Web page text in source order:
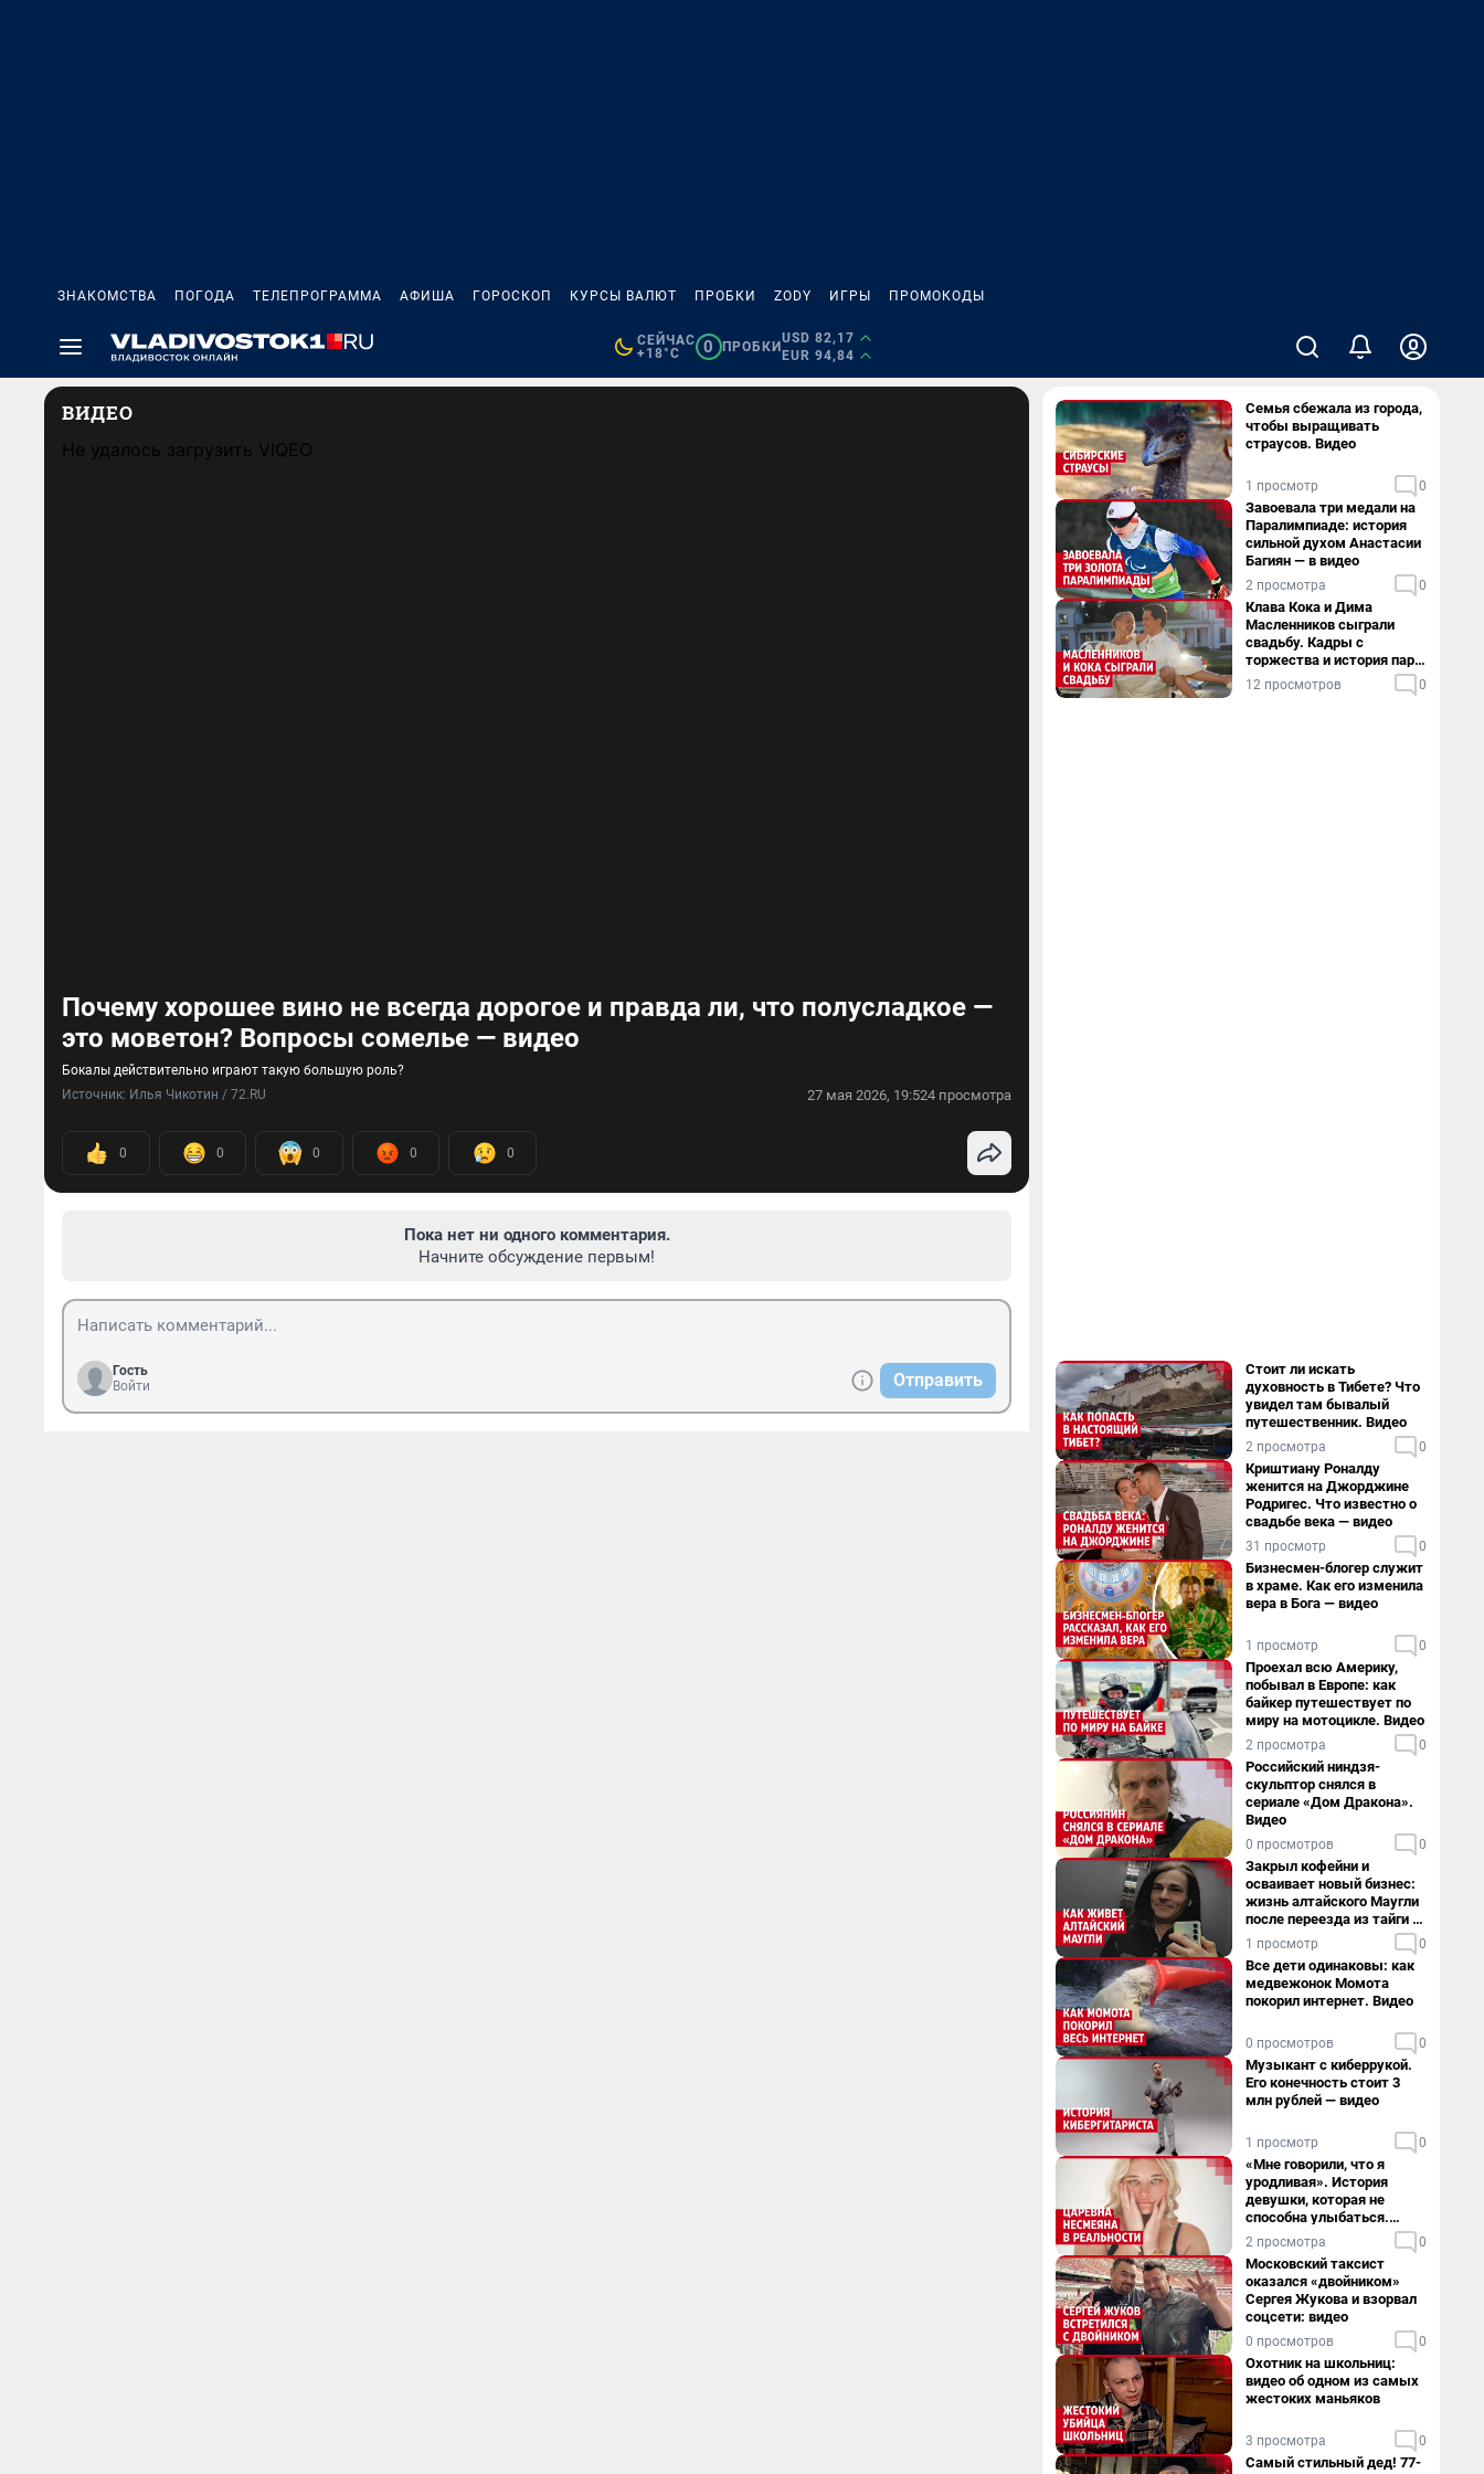
ЗНАКОМСТВА ПОГОДА ТЕЛЕПРОГРАММА АФИША ГОРОСКОП КУРСЫ ВАЛЮТ ПРОБКИ ZODY ИГРЫ ПРОМОКОДЫ
СЕЙЧАС
+18°C
0 ПРОБКИ
USD 82,17
EUR 94,84
ВИДЕО
Не удалось загрузить VIQEO
Почему хорошее вино не всегда дорогое и правда ли, что полусладкое —
это моветон? Вопросы сомелье — видео
Бокалы действительно играют такую большую роль?
Источник: Илья Чикотин / 72.RU 27 мая 2026, 19:524 просмотра
0 0 0 0 0
Пока нет ни одного комментария.
Начните обсуждение первым!
Гость
Войти
Отправить
Семья сбежала из города,
чтобы выращивать
страусов. Видео
1 просмотр 0
Завоевала три медали на
Паралимпиаде: история
сильной духом Анастасии
Багиян — в видео
2 просмотра 0
Клава Кока и Дима
Масленников сыграли
свадьбу. Кадры с
торжества и история пары
— в видео
12 просмотров 0
Стоит ли искать
духовность в Тибете? Что
увидел там бывалый
путешественник. Видео
2 просмотра 0
Криштиану Роналду
женится на Джорджине
Родригес. Что известно о
свадьбе века — видео
31 просмотр 0
Бизнесмен-блогер служит
в храме. Как его изменила
вера в Бога — видео
1 просмотр 0
Проехал всю Америку,
побывал в Европе: как
байкер путешествует по
миру на мотоцикле. Видео
2 просмотра 0
Российский ниндзя-
скульптор снялся в
сериале «Дом Дракона».
Видео
0 просмотров 0
Закрыл кофейни и
осваивает новый бизнес:
жизнь алтайского Маугли
после переезда из тайги в
столицу
1 просмотр 0
Все дети одинаковы: как
медвежонок Момота
покорил интернет. Видео
0 просмотров 0
Музыкант с киберрукой.
Его конечность стоит 3
млн рублей — видео
1 просмотр 0
«Мне говорили, что я
уродливая». История
девушки, которая не
способна улыбаться.
Видео
2 просмотра 0
Московский таксист
оказался «двойником»
Сергея Жукова и взорвал
соцсети: видео
0 просмотров 0
Охотник на школьниц:
видео об одном из самых
жестоких маньяков
3 просмотра 0
Самый стильный дед! 77-